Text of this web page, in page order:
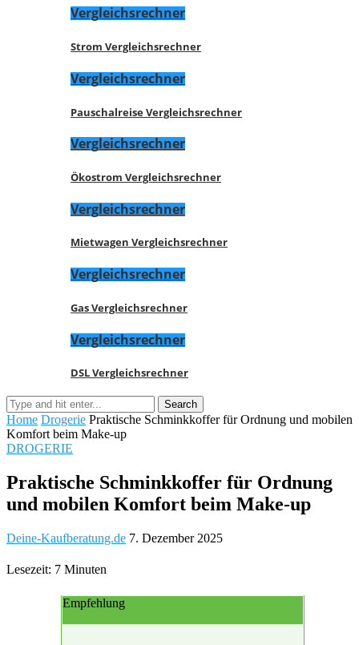
Vergleichsrechner
Strom Vergleichsrechner
Vergleichsrechner
Pauschalreise Vergleichsrechner
Vergleichsrechner
Ökostrom Vergleichsrechner
Vergleichsrechner
Mietwagen Vergleichsrechner
Vergleichsrechner
Gas Vergleichsrechner
Vergleichsrechner
DSL Vergleichsrechner
Home Drogerie Praktische Schminkkoffer für Ordnung und mobilen
Komfort beim Make-up
DROGERIE
Praktische Schminkkoffer für Ordnung
und mobilen Komfort beim Make-up
Deine-Kaufberatung.de 7. Dezember 2025
Lesezeit: 7 Minuten
Empfehlung